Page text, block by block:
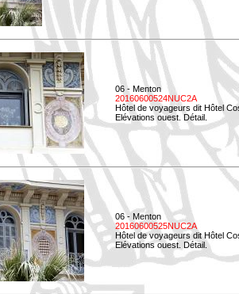
06 - Menton
20160600524NUC2A
Hôtel de voyageurs dit Hôtel
Elévations ouest. Détail.
06 - Menton
20160600525NUC2A
Hôtel de voyageurs dit Hôtel
Elévations ouest. Détail.